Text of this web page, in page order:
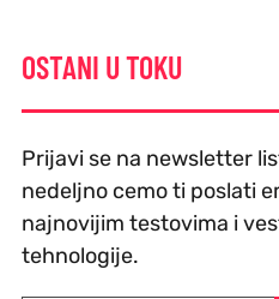
OSTANI U TOKU
Prijavi se na newsletter
nedeljno cemo ti poslati
najnovijim testovima i
tehnologije.